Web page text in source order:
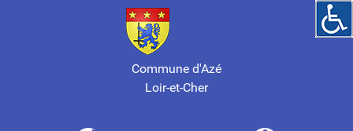
Commune d'Azé
Loir-et-Cher